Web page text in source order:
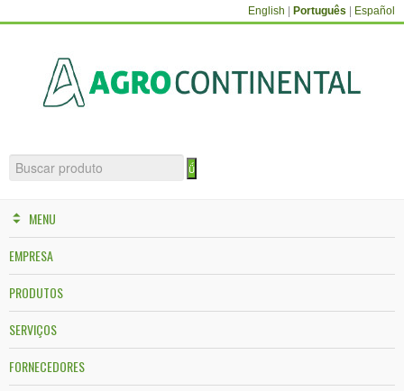
English Português Español
MENU
EMPRESA
PRODUTOS
SERVIÇOS
FORNECEDORES